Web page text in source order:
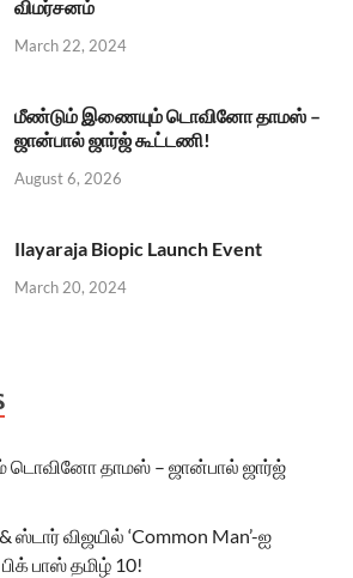
விமர்சனம்
March 22, 2024
மீண்டும் இணையும் டொவினோ தாமஸ் –
ஜான்பால் ஜார்ஜ் கூட்டணி!
August 6, 2026
Ilayaraja Biopic Launch Event
March 20, 2024
தாமஸ் – ஜான்பால் ஜார்ஜ்
விஜயில் ‘Common Man’-ஐ
பாஸ் தமிழ் 10!